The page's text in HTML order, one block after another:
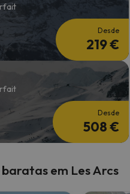
Desde
219 €
Desde
508 €
em Les Arcs